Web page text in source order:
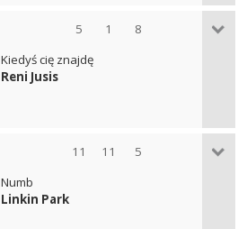
5 1 8
Kiedyś cię znajdę
Reni Jusis
11 11 5
Numb
Linkin Park